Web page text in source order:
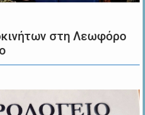
στη Λεωφόρο